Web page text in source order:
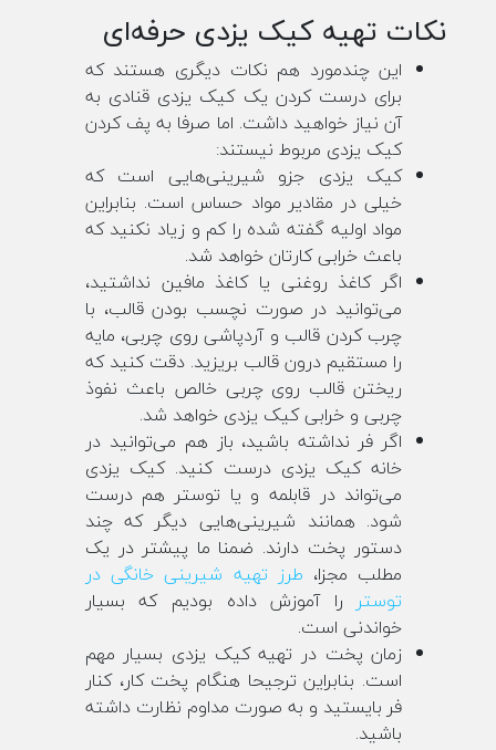
نکات تهیه کیک یزدی حرفه‌ای
این چندمورد هم نکات دیگری هستند که
برای درست کردن یک کیک یزدی قنادی به
آن نیاز خواهید داشت. اما صرفا به پف کردن
کیک یزدی مربوط نیستند:
کیک یزدی جزو شیرینی‌هایی است که
خیلی در مقادیر مواد حساس است. بنابراین
مواد اولیه گفته شده را کم و زیاد نکنید که
باعث خرابی کارتان خواهد شد.
اگر کاغذ روغنی یا کاغذ مافین نداشتید،
می‌توانید در صورت نچسب بودن قالب، با
چرب کردن قالب و آردپاشی روی چربی، مایه
را مستقیم درون قالب بریزید. دقت کنید که
ریختن قالب روی چربی خالص باعث نفوذ
چربی و خرابی کیک یزدی خواهد شد.
اگر فر نداشته باشید، باز هم می‌توانید در
خانه کیک یزدی درست کنید. کیک یزدی
می‌تواند در قابلمه و یا توستر هم درست
شود. همانند شیرینی‌هایی دیگر که چند
دستور پخت دارند. ضمنا ما پیشتر در یک
مطلب مجزا، طرز تهیه شیرینی خانگی در
توستر را آموزش داده بودیم که بسیار
خواندنی است.
زمان پخت در تهیه کیک یزدی بسیار مهم
است. بنابراین ترجیحا هنگام پخت کار، کنار
فر بایستید و به صورت مداوم نظارت داشته
باشید.